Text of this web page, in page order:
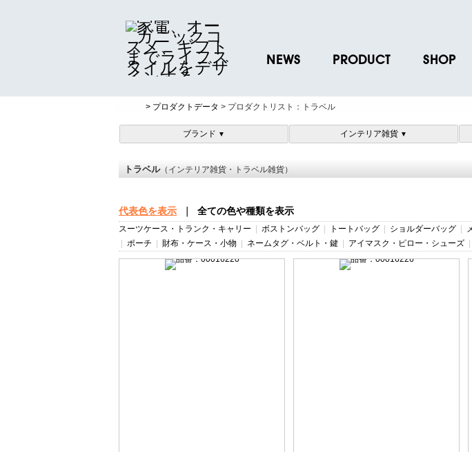
NEWS
プレスリリース
PRODUCT
プロダクトデータ
ノベルティグッズ
SHOP
BRUNO POINT
> プロダクトデータ > プロダクトリスト：トラベル
ブランド ▼ インテリア雑貨 ▼
トラベル（インテリア雑貨・トラベル雑貨）
代表色を表示 全ての色や種類を表示
スーツケース・トランク・キャリー ボストンバッグ トートバッグ ショルダーバッグ
ポーチ 財布・ケース・小物 ネームタグ・ベルト・鍵 アイマスク・ピロー・シューズ